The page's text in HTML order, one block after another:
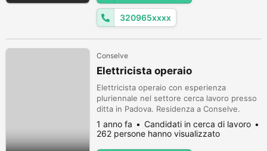
320965xxxx
Conselve
Elettricista operaio
Elettricista operaio con esperienza
pluriennale nel settore cerca lavoro presso
ditta in Padova. Residenza a Conselve.
3894240737. Diego.
1 anno fa
Candidati in cerca di lavoro
262 persone hanno visualizzato